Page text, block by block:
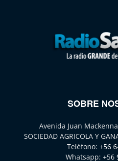
SOBRE
Avenida Juan
SOCIEDAD AGRICOLA Y
Teléfono: +56
Whatsapp: +56